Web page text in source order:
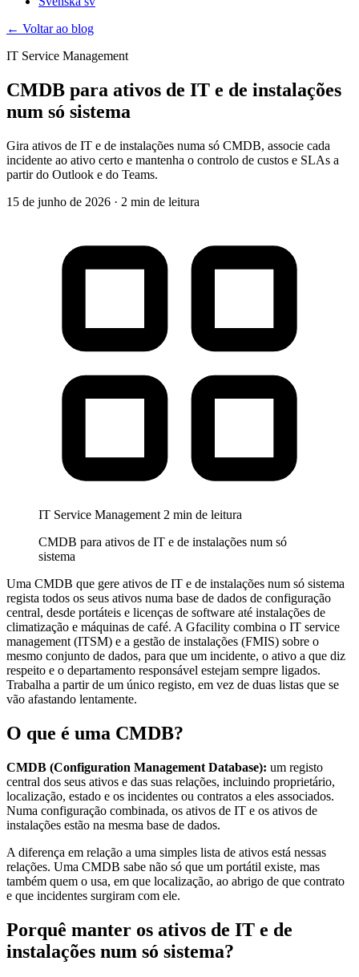
← Voltar ao blog
IT Service Management
CMDB para ativos de IT e de instalações
num só sistema
Gira ativos de IT e de instalações numa só CMDB, associe cada
incidente ao ativo certo e mantenha o controlo de custos e SLAs a
partir do Outlook e do Teams.
15 de junho de 2026 · 2 min de leitura
IT Service Management 2 min de leitura
CMDB para ativos de IT e de instalações num só
sistema
Uma CMDB que gere ativos de IT e de instalações num só sistema
regista todos os seus ativos numa base de dados de configuração
central, desde portáteis e licenças de software até instalações de
climatização e máquinas de café. A Gfacility combina o IT service
management (ITSM) e a gestão de instalações (FMIS) sobre o
mesmo conjunto de dados, para que um incidente, o ativo a que diz
respeito e o departamento responsável estejam sempre ligados.
Trabalha a partir de um único registo, em vez de duas listas que se
vão afastando lentamente.
O que é uma CMDB?
CMDB (Configuration Management Database): um registo
central dos seus ativos e das suas relações, incluindo proprietário,
localização, estado e os incidentes ou contratos a eles associados.
Numa configuração combinada, os ativos de IT e os ativos de
instalações estão na mesma base de dados.
A diferença em relação a uma simples lista de ativos está nessas
relações. Uma CMDB sabe não só que um portátil existe, mas
também quem o usa, em que localização, ao abrigo de que contrato
e que incidentes surgiram com ele.
Porquê manter os ativos de IT e de
instalações num só sistema?